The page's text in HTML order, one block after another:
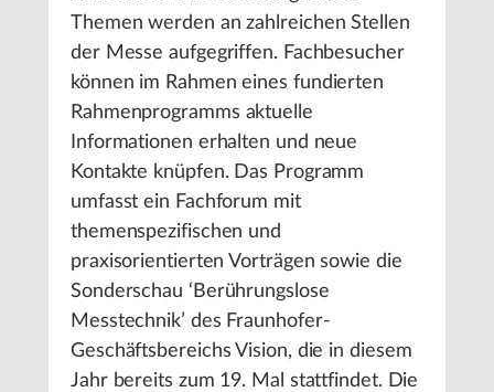
Themen werden an zahlreichen Stellen
der Messe aufgegriffen. Fachbesucher
können im Rahmen eines fundierten
Rahmenprogramms aktuelle
Informationen erhalten und neue
Kontakte knüpfen. Das Programm
umfasst ein Fachforum mit
themenspezifischen und
praxisorientierten Vorträgen sowie die
Sonderschau ‘Berührungslose
Messtechnik’ des Fraunhofer-
Geschäftsbereichs Vision, die in diesem
Jahr bereits zum 19. Mal stattfindet. Die